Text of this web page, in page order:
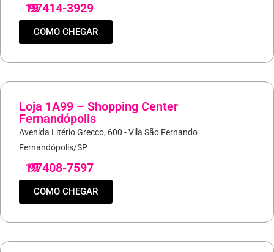
19
97414-3929
COMO CHEGAR
Loja 1A99 – Shopping Center
Fernandópolis
Avenida Litério Grecco, 600 - Vila São Fernando
Fernandópolis/SP
19
97408-7597
COMO CHEGAR